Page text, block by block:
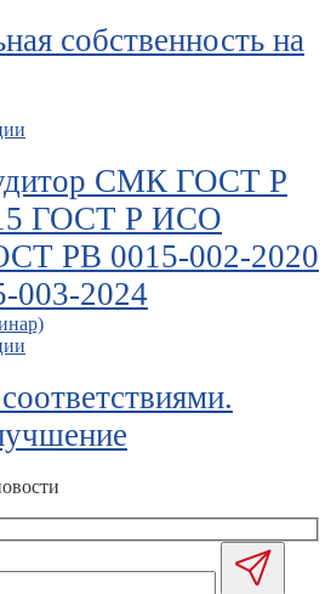
собственность на
СМК ГОСТ Р
ГОСТ Р ИСО
РВ 0015-002-2020
2024